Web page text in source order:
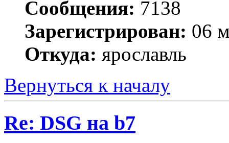
Сообщения: 7138
Зарегистрирован: 06
Откуда: ярославль
Вернуться к началу
Re: DSG на b7